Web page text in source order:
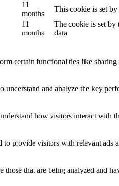
11
months
This cookie is set
11
months
The cookie is set by
data.
certain functionalities like
understand and analyze the key
how visitors interact with
to provide visitors with relevant ads
those that are being analyzed and